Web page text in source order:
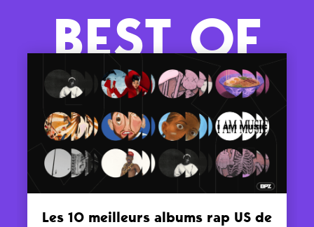
BEST OF
Les 10 meilleurs albums rap US de